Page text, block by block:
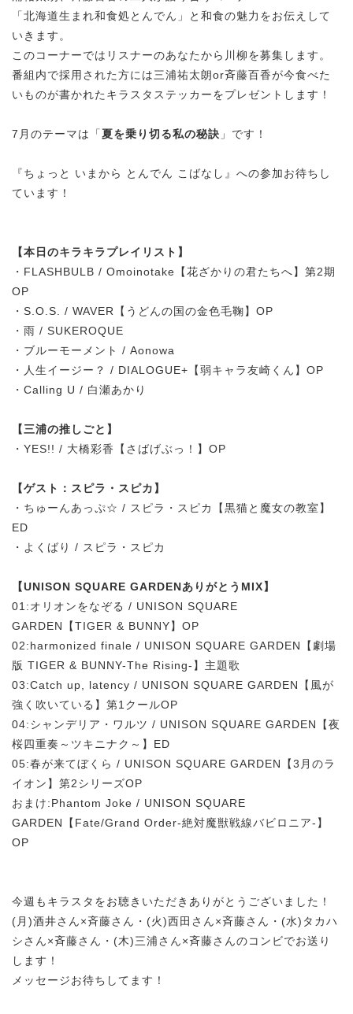
「北海道生まれ和食処とんでん」と和食の魅力をお伝えして
いきます。
このコーナーではリスナーのあなたから川柳を募集します。
番組内で採用された方には三浦祐太朗or斉藤百香が今食べた
いものが書かれたキラスタステッカーをプレゼントします！
7月のテーマは「夏を乗り切る私の秘訣 」です！
『ちょっと いまから とんでん こばなし』への参加お待ちし
ています！
【本日のキラキラプレイリスト】
・FLASHBULB / Omoinotake【花ざかりの君たちへ】第2期
OP
・S.O.S. / WAVER【うどんの国の金色毛鞠】OP
・雨 / SUKEROQUE
・ブルーモーメント / Aonowa
・人生イージー？ / DIALOGUE+【弱キャラ友崎くん】OP
・Calling U / 白瀬あかり
【三浦の推しごと】
・YES!! / 大橋彩香【さばげぶっ！】OP
【ゲスト：スピラ・スピカ】
・ちゅーんあっぷ☆ / スピラ・スピカ【黒猫と魔女の教室】
ED
・よくばり / スピラ・スピカ
【UNISON SQUARE GARDENありがとうMIX】
01:オリオンをなぞる / UNISON SQUARE
GARDEN【TIGER & BUNNY】OP
02:harmonized finale / UNISON SQUARE GARDEN【劇場
版 TIGER & BUNNY-The Rising-】主題歌
03:Catch up, latency / UNISON SQUARE GARDEN【風が
強く吹いている】第1クールOP
04:シャンデリア・ワルツ / UNISON SQUARE GARDEN【夜
桜四重奏～ツキニナク～】ED
05:春が来てぼくら / UNISON SQUARE GARDEN【3月のラ
イオン】第2シリーズOP
おまけ:Phantom Joke / UNISON SQUARE
GARDEN【Fate/Grand Order-絶対魔獣戦線バビロニア-】
OP
今週もキラスタをお聴きいただきありがとうございました！
(月)酒井さん×斉藤さん・(火)西田さん×斉藤さん・(水)タカハ
シさん×斉藤さん・(木)三浦さん×斉藤さんのコンビでお送り
します！
メッセージお待ちしてます！